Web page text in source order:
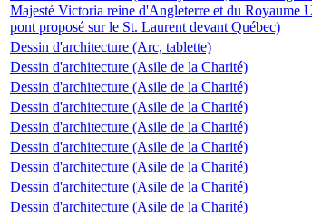
Majesté Victoria reine d'Angleterre et du Royaume
pont proposé sur le St. Laurent devant Québec)
Dessin d'architecture (Arc, tablette)
Dessin d'architecture (Asile de la Charité)
Dessin d'architecture (Asile de la Charité)
Dessin d'architecture (Asile de la Charité)
Dessin d'architecture (Asile de la Charité)
Dessin d'architecture (Asile de la Charité)
Dessin d'architecture (Asile de la Charité)
Dessin d'architecture (Asile de la Charité)
Dessin d'architecture (Asile de la Charité)